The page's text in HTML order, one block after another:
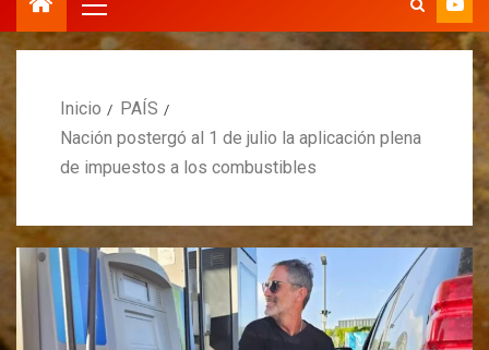
Inicio
PAÍS
Nación postergó al 1 de julio la aplicación plena
de impuestos a los combustibles